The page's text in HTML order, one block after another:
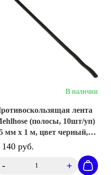
В наличии
лента
(полосы, 10шт/уп)
мм х 1 м, цвет черный,
140 руб.
- +